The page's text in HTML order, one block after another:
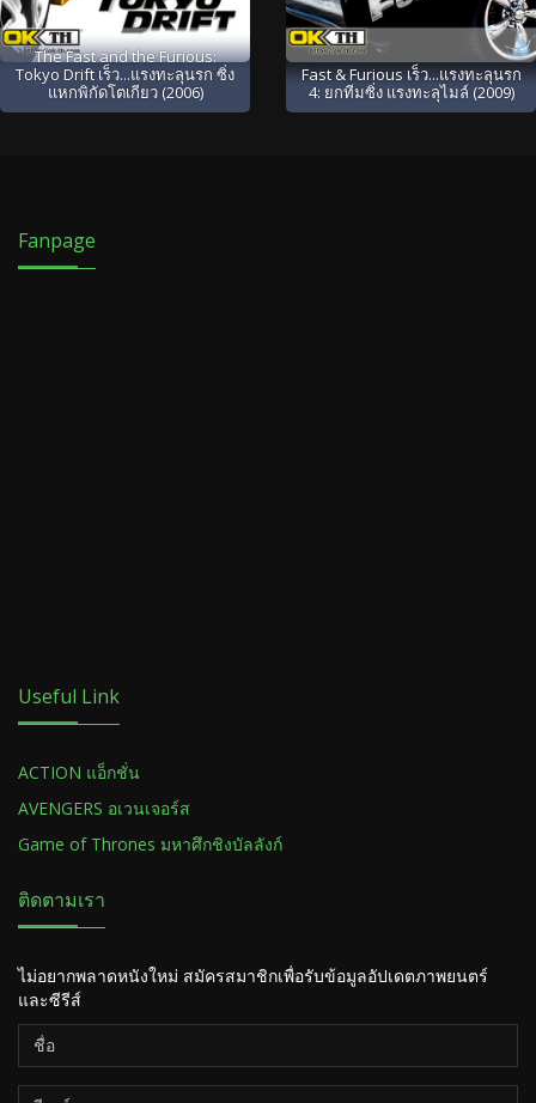
The Fast and the Furious:
Tokyo Drift เร็ว...แรงทะลุนรก ซิ่ง
แหกพิกัดโตเกียว (2006)
Fast & Furious เร็ว...แรงทะลุนรก
4: ยกทีมซิ่ง แรงทะลุไมล์ (2009)
Fanpage
Useful Link
ACTION แอ็กชั่น
AVENGERS อเวนเจอร์ส
Game of Thrones มหาศึกชิงบัลลังก์
ติดตามเรา
ไม่อยากพลาดหนังใหม่ สมัครสมาชิกเพื่อรับข้อมูลอัปเดตภาพยนตร์
และซีรีส์